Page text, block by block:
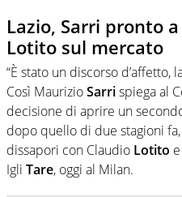
Lazio, Sarri pronto
Lotito sul mercato
“È stato un discorso d’affetto,
Così MaurizioSarrispiega al
decisione di aprire un
dopo quello di due stagioni
dissapori con Claudio Lotito
Igli Tare, oggi al Milan.